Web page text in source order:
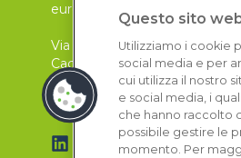
euro, i.v.
Via Pietro Leo n. 6
Cagliari
09129
Questo sito
Utilizziamo i cookie
social media e per
cui utilizza il nostro
e social media, i
che hanno raccolto
possibile gestire le
momento. Per